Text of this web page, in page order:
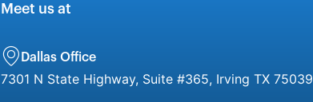
Meet us at
Dallas Office
7301 N State Highway, Suite #365, Irving TX 75039